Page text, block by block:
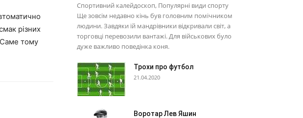
різних
тому
Спортивний калейдоскоп, Популярні види спорту
Ще зовсім недавно кінь був головним помічником
людини. Завдяки їй мандрівники відкривали світ, а
торговці перевозили вантажі. Для військових було
дуже важливо поведінка коня.
Трохи про футбол
21.04.2020
Воротар Лев Яшин